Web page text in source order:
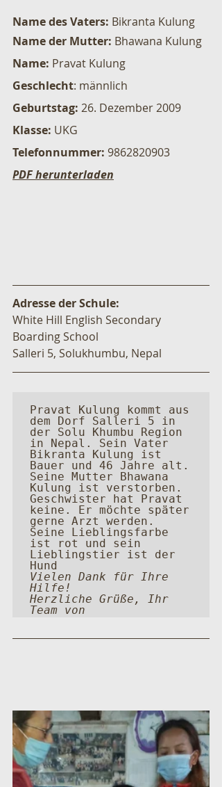
Name des Vaters: Bikranta Kulung
Name der Mutter: Bhawana Kulung
Name: Pravat Kulung
Geschlecht: männlich
Geburtstag: 26. Dezember 2009
Klasse: UKG
Telefonnummer: 9862820903
PDF herunterladen
Adresse der Schule:
White Hill English Secondary
Boarding School
Salleri 5, Solukhumbu, Nepal
Pravat Kulung kommt aus
dem Dorf Salleri 5 in
der Solu Khumbu Region
in Nepal. Sein Vater
Bikranta Kulung ist
Bauer und 46 Jahre alt.
Seine Mutter Bhawana
Kulung ist verstorben.
Geschwister hat Pravat
keine. Er möchte später
gerne Arzt werden.
Seine Lieblingsfarbe
ist rot und sein
Lieblingstier ist der
Vielen Dank für Ihre
Hilfe!
Herzliche Grüße, Ihr
Team von